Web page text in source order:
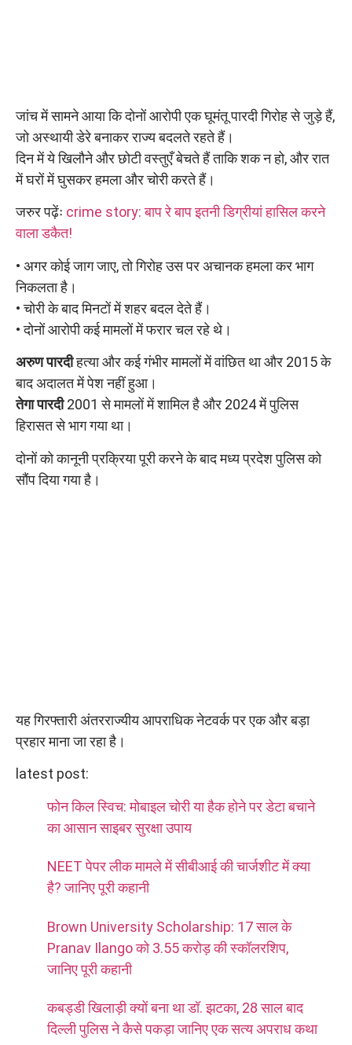
जांच में सामने आया कि दोनों आरोपी एक घूमंतू पारदी गिरोह से जुड़े हैं,
जो अस्थायी डेरे बनाकर राज्य बदलते रहते हैं।
दिन में ये खिलौने और छोटी वस्तुएँ बेचते हैं ताकि शक न हो, और रात
में घरों में घुसकर हमला और चोरी करते हैं।
जरुर पढ़ेंः crime story: बाप रे बाप इतनी डिग्रीयां हासिल करने
वाला डकैत!
• अगर कोई जाग जाए, तो गिरोह उस पर अचानक हमला कर भाग
निकलता है।
• चोरी के बाद मिनटों में शहर बदल देते हैं।
• दोनों आरोपी कई मामलों में फरार चल रहे थे।
अरुण पारदीहत्या और कई गंभीर मामलों में वांछित था और 2015 के
बाद अदालत में पेश नहीं हुआ।
तेगा पारदी2001 से मामलों में शामिल है और 2024 में पुलिस
हिरासत से भाग गया था।
दोनों को कानूनी प्रक्रिया पूरी करने के बाद मध्य प्रदेश पुलिस को
सौंप दिया गया है।
यह गिरफ्तारी अंतरराज्यीय आपराधिक नेटवर्क पर एक और बड़ा
प्रहार माना जा रहा है।
latest post:
फोन किल स्विच: मोबाइल चोरी या हैक होने पर डेटा बचाने
का आसान साइबर सुरक्षा उपाय
NEET पेपर लीक मामले में सीबीआई की चार्जशीट में क्या
है? जानिए पूरी कहानी
Brown University Scholarship: 17 साल के
Pranav Ilango को 3.55 करोड़ की स्कॉलरशिप,
जानिए पूरी कहानी
कबड्डी खिलाड़ी क्यों बना था डॉ. झटका, 28 साल बाद
दिल्ली पुलिस ने कैसे पकड़ा जानिए एक सत्य अपराध कथा